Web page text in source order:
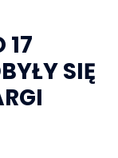
17
SIĘ